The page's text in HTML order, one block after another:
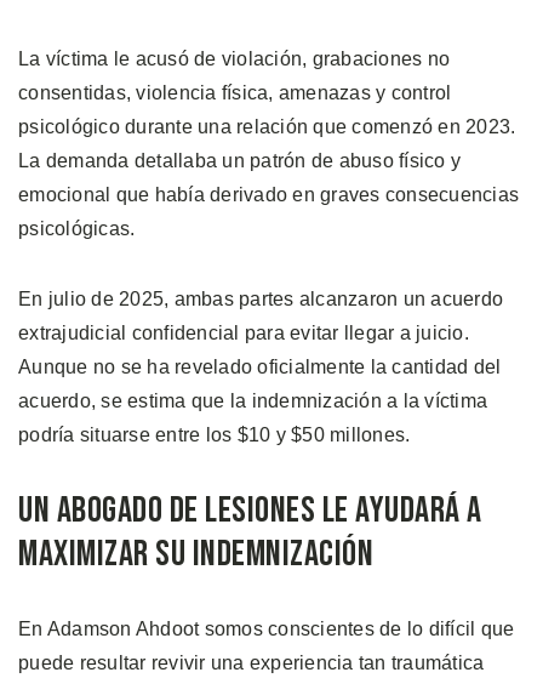
La víctima le acusó de violación, grabaciones no
consentidas, violencia física, amenazas y control
psicológico durante una relación que comenzó en 2023.
La demanda detallaba un patrón de abuso físico y
emocional que había derivado en graves consecuencias
psicológicas.
En julio de 2025, ambas partes alcanzaron un acuerdo
extrajudicial confidencial para evitar llegar a juicio.
Aunque no se ha revelado oficialmente la cantidad del
acuerdo, se estima que la indemnización a la víctima
podría situarse entre los $10 y $50 millones.
Un Abogado de Lesiones le Ayudará a
Maximizar su Indemnización
En Adamson Ahdoot somos conscientes de lo difícil que
puede resultar revivir una experiencia tan traumática